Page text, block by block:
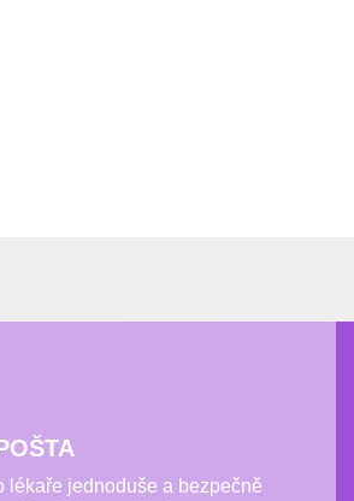
lékaře jednoduše a bezpečně